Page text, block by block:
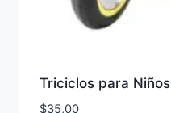
Triciclos para Niños
$35,00